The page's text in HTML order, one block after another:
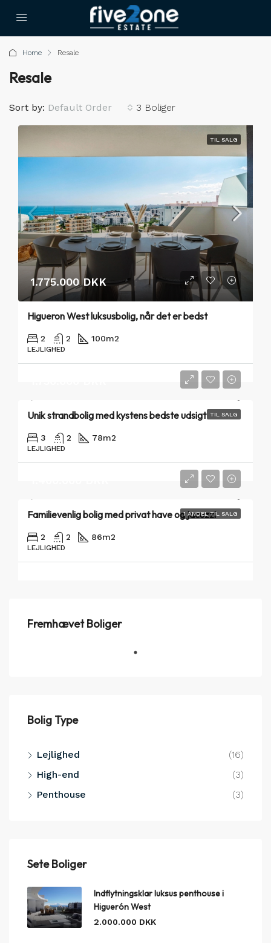
Home Resale
Resale
3 Boliger
Sort by: Default Order
TIL SALG
1.775.000 DKK
Higueron West luksusbolig, når det er bedst
2 2 100m2
LEJLIGHED
TIL SALG
Unik strandbolig med kystens bedste udsigt
3 2 78m2
LEJLIGHED
1 ANDEL TIL SALG
Familievenlig bolig med privat have og jacuzzi
2 2 86m2
LEJLIGHED
Fremhævet Boliger
Bolig Type
Lejlighed
(16)
High-end
(3)
Penthouse
(3)
Sete Boliger
Indflytningsklar luksus penthouse i
Higuerón West
2.000.000 DKK